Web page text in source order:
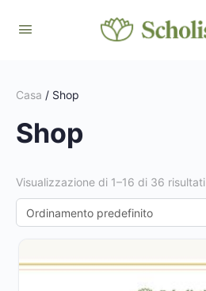
Casa / Shop
Shop
Visualizzazione di 1–16 di 36 risultati